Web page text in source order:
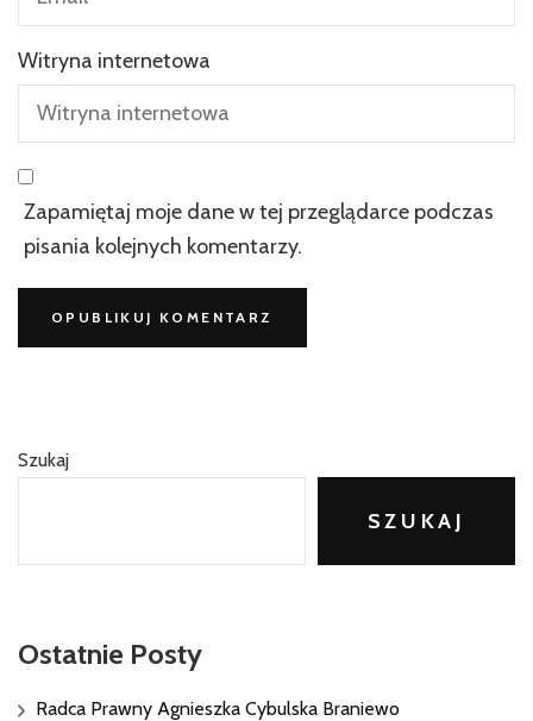
Witryna internetowa
Zapamiętaj moje dane w tej przeglądarce podczas
pisania kolejnych komentarzy.
Szukaj
SZUKAJ
Ostatnie Posty
Radca Prawny Agnieszka Cybulska Braniewo